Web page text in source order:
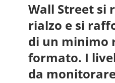
Wall Street si
rialzo e si
di un minimo
formato. I
da